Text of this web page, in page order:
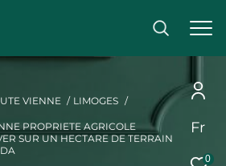
Fr
0
VIENNE
LIMOGES
PROPRIETE AGRICOLE
SUR UN HECTARE DE TERRAIN
recherche